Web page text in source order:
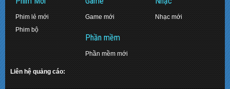
Pinocchio 2022 - Cậu Bé Người Gỗ
Diệp Vấn 2: Tôn Sư Truyền Kỳ (2010)
Ip Man 2: Legend of the Grandmaster
Phim lẻ mới
Phim bộ
Game mới
Phần mềm
Phần mềm mới
Nhạc mới
Liên hệ quảng cáo: